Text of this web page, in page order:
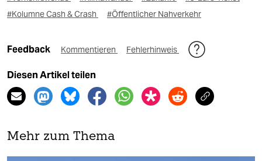
#Kolumne Cash & Crash
#Öffentlicher Nahverkehr
Feedback Kommentieren Fehlerhinweis
Diesen Artikel teilen
Mehr zum Thema